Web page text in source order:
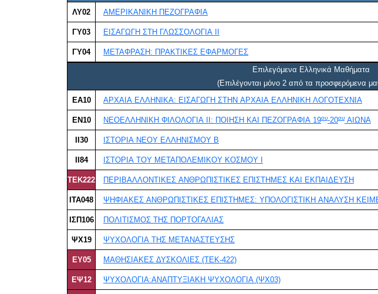
ΛΥ02
ΑΜΕΡΙΚΑΝΙΚΗ ΠΕΖΟΓΡΑΦΙΑ
ΓΥ03 ΕΙΣΑΓΩΓΗ ΣΤΗ ΓΛΩΣΣΟΛΟΓΙΑ ΙΙ
ΓΥ04
ΜΕΤΑΦΡΑΣΗ: ΠΡΑΚΤΙΚΕΣ ΕΦΑΡΜΟΓΕΣ
Επιλεγόμενα Ελληνικά Μαθήματα
(Επιλέγονται μόνο 2 από τα προσφερόμενα
ΕΑ10
ΑΡΧΑΙΑ ΕΛΛΗΝΙΚΑ: ΕΙΣΑΓΩΓΗ ΣΤΗΝ ΑΡΧΑΙΑ ΕΛΛΗΝΙΚΗ ΛΟΓΟΤΕΧΝΙΑ
ΕΝ10 ΝΕΟΕΛΛΗΝΙΚΗ ΦΙΛΟΛΟΓΙΑ ΙΙ: ΠΟΙΗΣΗ ΚΑΙ ΠΕΖΟΓΡΑΦΙΑ 19ου-20ου ΑΙΩΝΑ
ΙΙ30 ΙΣΤΟΡΙΑ ΝΕΟΥ ΕΛΛΗΝΙΣΜΟΥ Β
ΙΙ84 ΙΣΤΟΡΙΑ ΤΟΥ ΜΕΤΑΠΟΛΕΜΙΚΟΥ ΚΟΣΜΟΥ Ι
ΤΕΚ222 ΠΕΡΙΒΑΛΛΟΝΤΙΚΕΣ ΑΝΘΡΩΠΙΣΤΙΚΕΣ ΕΠΙΣΤΗΜΕΣ ΚΑΙ ΕΚΠΑΙΔΕΥΣΗ
ΙΤΑ048 ΨΗΦΙΑΚΕΣ ΑΝΘΡΩΠΙΣΤΙΚΕΣ ΕΠΙΣΤΗΜΕΣ: ΥΠΟΛΟΓΙΣΤΙΚΗ ΑΝΑΛΥΣΗ
ΙΣΠ106 ΠΟΛΙΤΙΣΜΟΣ ΤΗΣ ΠΟΡΤΟΓΑΛΙΑΣ
ΨΧ19 ΨΥΧΟΛΟΓΙΑ ΤΗΣ ΜΕΤΑΝΑΣΤΕΥΣΗΣ
ΕΥ05 ΜΑΘΗΣΙΑΚΕΣ ΔΥΣΚΟΛΙΕΣ (ΤΕΚ-422)
ΕΨ12 ΨΥΧΟΛΟΓΙΑ:ΑΝΑΠΤΥΞΙΑΚΗ ΨΥΧΟΛΟΓΙΑ (ΨΧ03)